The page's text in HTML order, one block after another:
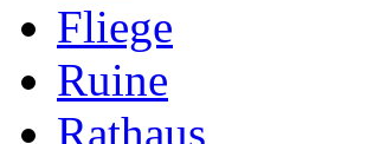
Fliege
Ruine
Rathaus